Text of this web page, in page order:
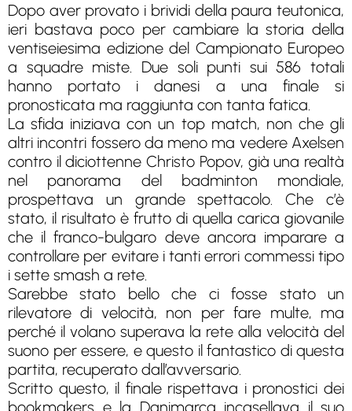
Dopo aver provato i brividi della paura teutonica,
ieri bastava poco per cambiare la storia della
ventiseiesima edizione del Campionato Europeo
a squadre miste. Due soli punti sui 586 totali
hanno portato i danesi a una finale si
pronosticata ma raggiunta con tanta fatica.
La sfida iniziava con un top match, non che gli
altri incontri fossero da meno ma vedere Axelsen
contro il diciottenne Christo Popov, già una realtà
nel panorama del badminton mondiale,
prospettava un grande spettacolo. Che c’è
stato, il risultato è frutto di quella carica giovanile
che il franco-bulgaro deve ancora imparare a
controllare per evitare i tanti errori commessi tipo
i sette smash a rete.
Sarebbe stato bello che ci fosse stato un
rilevatore di velocità, non per fare multe, ma
perché il volano superava la rete alla velocità del
suono per essere, e questo il fantastico di questa
partita, recuperato dall’avversario.
Scritto questo, il finale rispettava i pronostici dei
bookmakers e la Danimarca incasellava il suo